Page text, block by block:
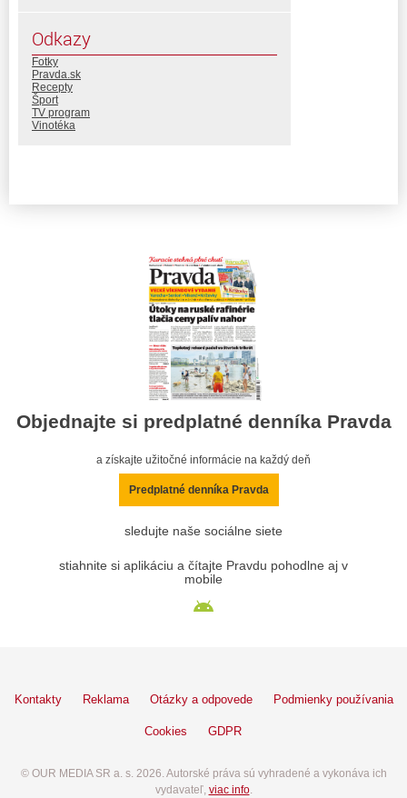
Odkazy
Fotky
Pravda.sk
Recepty
Šport
TV program
Vinotéka
Objednajte si predplatné denníka Pravda
a získajte užitočné informácie na každý deň
Predplatné denníka Pravda
sledujte naše sociálne siete
stiahnite si aplikáciu a čítajte Pravdu pohodlne aj v
mobile
Kontakty Reklama Otázky a odpovede Podmienky používania
Cookies GDPR
© OUR MEDIA SR a. s. 2026. Autorské práva sú vyhradené a vykonáva ich
vydavateľ, viac info.